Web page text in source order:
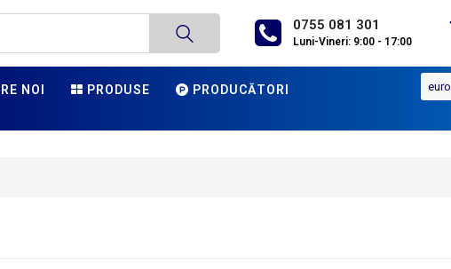
0755 081 301
Luni-Vineri: 9:00 - 17:00
NOI PRODUSE
PRODUCĂTORI
euro